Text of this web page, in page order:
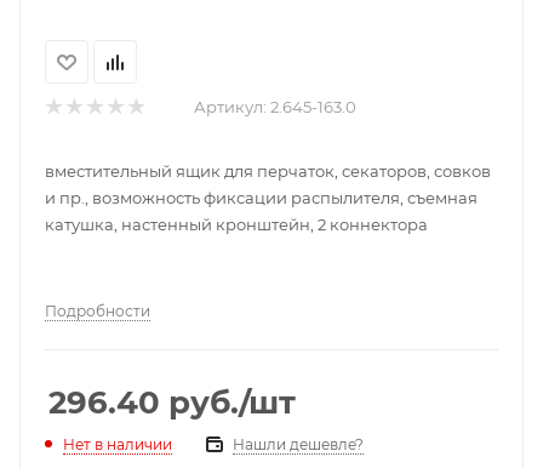
Артикул: 2.645-163.0
вместительный ящик для перчаток, секаторов, совков
и пр., возможность фиксации распылителя, съемная
катушка, настенный кронштейн, 2 коннектора
Подробности
296.40 руб./шт
Нет в наличии Нашли дешевле?